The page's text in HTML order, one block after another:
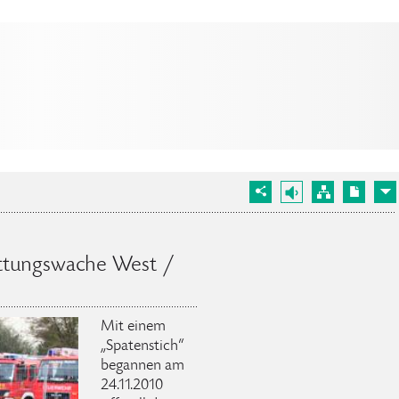
West /
Mit einem
„Spatenstich“
begannen am
24.11.2010